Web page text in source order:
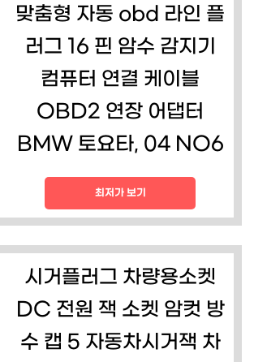
맞춤형 자동 obd 라인 플
러그 16 핀 암수 감지기
컴퓨터 연결 케이블
OBD2 연장 어댑터
BMW 토요타, 04 NO6
최저가 보기
시거플러그 차량용소켓
DC 전원 잭 소켓 암컷 방
수 캡 5 자동차시거잭 차